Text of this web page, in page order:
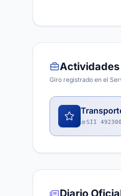
Giro registrado en el
SII 492300
Diario